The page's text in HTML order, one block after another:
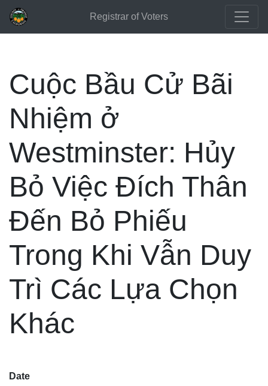
Registrar of Voters
Cuộc Bầu Cử Bãi
Nhiệm ở
Westminster: Hủy
Bỏ Việc Đích Thân
Đến Bỏ Phiếu
Trong Khi Vẫn Duy
Trì Các Lựa Chọn
Khác
Date